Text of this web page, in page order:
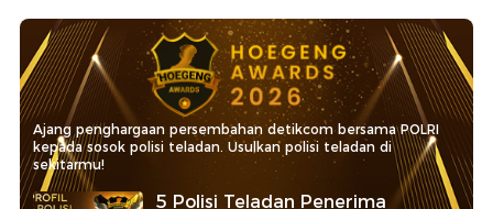
Ajang penghargaan persembahan detikcom bersama POLRI
kepada sosok polisi teladan. Usulkan polisi teladan di
sekitarmu!
5 Polisi Teladan Penerima